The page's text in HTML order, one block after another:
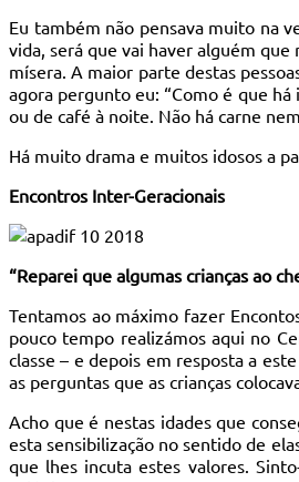
Eu também não pensava muito na
vida, será que vai haver alguém
mísera. A maior parte destas
agora pergunto eu: “Como é que
ou de café à noite. Não há carne
Há muito drama e muitos idosos a
Encontros Inter-Geracionais
“Reparei que algumas crianças ao
Tentamos ao máximo fazer
pouco tempo realizámos aqui no
classe – e depois em resposta a
as perguntas que as crianças
Acho que é nestas idades que
esta sensibilização no sentido de
que lhes incuta estes valores.